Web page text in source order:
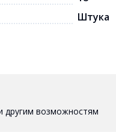
Штука
другим возможностям